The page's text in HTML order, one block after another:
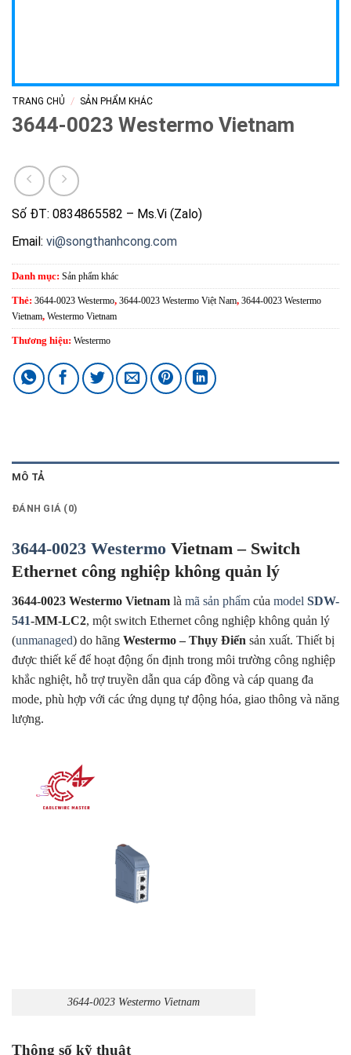
TRANG CHỦ / SẢN PHẨM KHÁC
3644-0023 Westermo Vietnam
Số ĐT: 0834865582 – Ms.Vi (Zalo)
Email: vi@songthanhcong.com
Danh mục: Sản phẩm khác
Thẻ: 3644-0023 Westermo, 3644-0023 Westermo Việt Nam, 3644-0023 Westermo
Vietnam, Westermo Vietnam
Thương hiệu: Westermo
MÔ TẢ
ĐÁNH GIÁ (0)
3644-0023 Westermo Vietnam – Switch
Ethernet công nghiệp không quản lý
3644-0023 Westermo Vietnam là mã sản phẩm của model SDW-
541-MM-LC2, một switch Ethernet công nghiệp không quản lý
(unmanaged) do hãng Westermo – Thụy Điển sản xuất. Thiết bị
được thiết kế để hoạt động ổn định trong môi trường công nghiệp
khắc nghiệt, hỗ trợ truyền dẫn qua cáp đồng và cáp quang đa
mode, phù hợp với các ứng dụng tự động hóa, giao thông và năng
lượng.
3644-0023 Westermo Vietnam
Thông số kỹ thuật